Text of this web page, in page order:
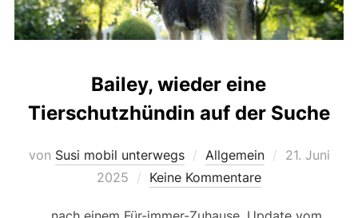
Bailey, wieder eine
Tierschutzhündin auf der Suche
von Susi mobil unterwegs Allgemein
21. Juni
2025
Keine Kommentare